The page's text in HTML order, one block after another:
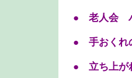
● 老人会
● 手おくれ
● 立ち上が